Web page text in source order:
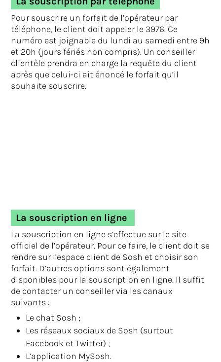
Pour souscrire un forfait de l’opérateur par
téléphone, le client doit appeler le 3976. Ce
numéro est joignable du lundi au samedi entre 9h
et 20h (jours fériés non compris). Un conseiller
clientèle prendra en charge la requête du client
après que celui-ci ait énoncé le forfait qu’il
souhaite souscrire.
La souscription en ligne
La souscription en ligne s’effectue sur le site
officiel de l’opérateur. Pour ce faire, le client doit se
rendre sur l’espace client de Sosh et choisir son
forfait. D’autres options sont également
disponibles pour la souscription en ligne. Il suffit
de contacter un conseiller via les canaux
suivants :
Le chat Sosh ;
Les réseaux sociaux de Sosh (surtout
Facebook et Twitter) ;
L’application MySosh.